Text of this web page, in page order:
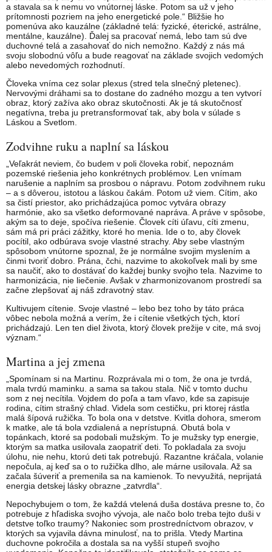
a stavala sa k nemu vo vnútornej láske. Potom sa už v jeho
prítomnosti pozriem na jeho energetické pole.“ Bližšie ho
pomenúva ako kauzálne (základné telá: fyzické, éterické, astrálne,
mentálne, kauzálne). Ďalej sa pracovať nemá, lebo tam sú dve
duchovné telá a zasahovať do nich nemožno. Každý z nás má
svoju slobodnú vôľu a bude reagovať na základe svojich vedomých
alebo nevedomých rozhodnutí.
Človeka vníma cez solar plexus (stred tela slnečný pletenec).
Nervovými dráhami sa to dostane do zadného mozgu a ten vytvorí
obraz, ktorý zažíva ako obraz skutočnosti. Ak je tá skutočnosť
negatívna, treba ju pretransformovať tak, aby bola v súlade s
Láskou a Svetlom.
Zodvihne ruku a naplní sa láskou
„Veľakrát neviem, čo budem v poli človeka robiť, nepoznám
pozemské riešenia jeho konkrétnych problémov. Len vnímam
narušenie a naplním sa prosbou o nápravu. Potom zodvihnem ruku
– a s dôverou, istotou a láskou čakám. Potom už viem. Cítim, ako
sa čistí priestor, ako prichádzajúca pomoc vytvára obrazy
harmónie, ako sa všetko deformované napráva. A práve v spôsobe,
akým sa to deje, spočíva riešenie. Človek cíti úľavu, cíti zmenu,
sám má pri práci zážitky, ktoré ho menia. Ide o to, aby človek
pocítil, ako odbúrava svoje vlastné strachy. Aby sebe vlastným
spôsobom vnútorne spoznal, že je normálne svojim myslením a
činmi tvoriť dobro. Prána, čchi, nazvime to akokoľvek mali by sme
sa naučiť, ako to dostávať do každej bunky svojho tela. Nazvime to
harmonizácia, nie liečenie. Avšak v zharmonizovanom prostredí sa
začne zlepšovať aj náš zdravotný stav.
Kultivujem cítenie. Svoje vlastné – lebo bez toho by táto práca
vôbec nebola možná a verím, že i cítenie všetkých tých, ktorí
prichádzajú. Len ten diel života, ktorý človek prežije v cite, má svoj
význam.“
Martina a jej zmena
„Spomínam si na Martinu. Rozprávala mi o tom, že ona je tvrdá,
mala tvrdú maminku. a sama sa takou stala. Nič v tomto duchu
som z nej necítila. Vojdem do poľa a tam vľavo, kde sa zapisuje
rodina, cítim strašný chlad. Videla som cestičku, pri ktorej rástla
malá šípová ružička. To bola ona v detstve. Kvitla dohora, smerom
k matke, ale tá bola vzdialená a neprístupná. Obutá bola v
topánkach, ktoré sa podobali mužským. To je mužsky typ energie,
ktorým sa matka usilovala zaopatriť deti. To pokladala za svoju
úlohu, nie nehu, ktorú deti tak potrebujú. Razantne kráčala, volanie
nepočula, aj keď sa o to ružička dlho, ale márne usilovala. Až sa
začala šúveriť a premenila sa na kamienok. To nevyužitá, neprijatá
energia detskej lásky obrazne „zatvrdla“.
Nepochybujem o tom, že každá vtelená duša dostáva presne to, čo
potrebuje z hľadiska svojho vývoja, ale načo bolo treba tejto duši v
detstve toľko traumy? Nakoniec som prostredníctvom obrazov, v
ktorých sa vyjavila dávna minulosť, na to prišla. Vtedy Martina
duchovne pokročila a dostala sa na vyšší stupeň svojho